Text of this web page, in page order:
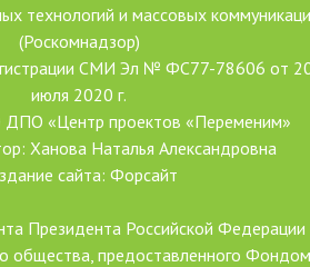
технологий и массовых
(Роскомнадзор)
СМИ Эл № ФС77-78606 от
июля 2020 г.
«Центр проектов «Переменим»
Ханова Наталья Александровна
сайта: Форсайт
Президента Российской Федерации
общества, предоставленного Фондом